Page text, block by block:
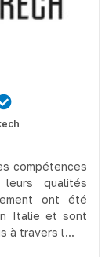
compétences
qualités
ont été
Italie et sont
à travers l...